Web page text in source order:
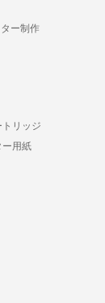
ー制作
リッジ
ー用紙